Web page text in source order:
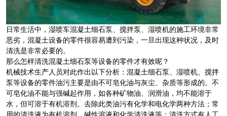
日常生活中，湿喷车混凝土细石泵、搅拌泵、湿喷机的施工环境非常
恶劣，混凝土设备的零件很容易遭到污染，一旦出现这种状况，及时
清洗是非常必要的。
那么怎样清洗混凝土细石泵等设备的零件才有效呢？
机械技术生产人员对此作出以下分析：混凝土细石泵、湿喷机、搅拌
泵等设备的零件油污主要是由不可皂化油与灰尘、杂质等形成的。不
可皂化油不能与强碱起作用，如各种矿物油、润滑油，均不能溶于
水，但可溶于有机溶剂。去除此类油污有化学和电化学两种方法；常